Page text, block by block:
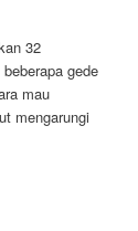
32
gede
mau
mengarungi